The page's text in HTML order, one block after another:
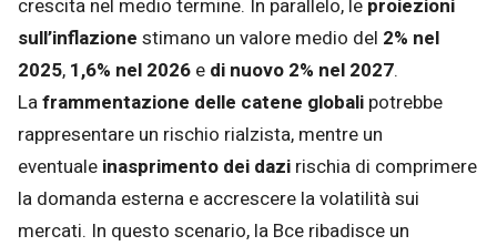
crescita nel medio termine. In parallelo, le proiezioni
sull’inflazione stimano un valore medio del 2% nel
2025, 1,6% nel 2026 e di nuovo 2% nel 2027.
Laframmentazione delle catene globali potrebbe
rappresentare un rischio rialzista, mentre un
eventuale inasprimento dei dazi rischia di comprimere
la domanda esterna e accrescere la volatilità sui
mercati. In questo scenario, la Bce ribadisce un